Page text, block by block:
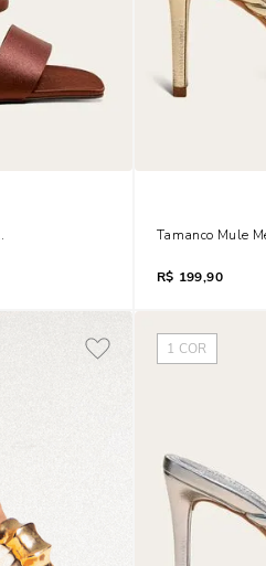
Salto Fino MarromTamanco Mule
R$ 199,90
1 COR